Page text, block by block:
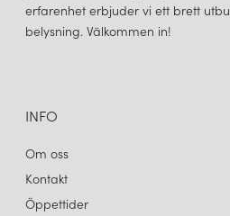
erfarenhet erbjuder vi ett brett
belysning. Välkommen in!
INFO
Om oss
Kontakt
Öppettider